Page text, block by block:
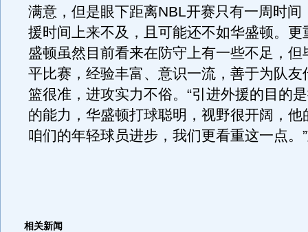
满意，但是眼下距离NBL开赛只有一周时间
援时间上来不及，且可能还不如华盛顿。更
盛顿虽然目前看来在防守上有一些不足，但
平比赛，经验丰富、意识一流，善于为队友
篮很准，进攻实力不俗。“引进外援的目的
的能力，华盛顿打球聪明，视野很开阔，他
咱们的年轻球员进步，我们更看重这一点。
相关新闻